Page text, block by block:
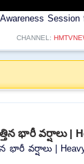
Session
CHANNEL:
భారీ వర్షాలు |
భారీ వర్షాలు |